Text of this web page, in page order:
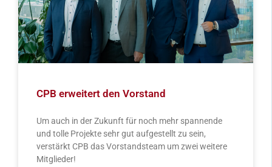
CPB erweitert den Vorstand
Um auch in der Zukunft für noch mehr spannende
und tolle Projekte sehr gut aufgestellt zu sein,
verstärkt CPB das Vorstandsteam um zwei weitere
Mitglieder!